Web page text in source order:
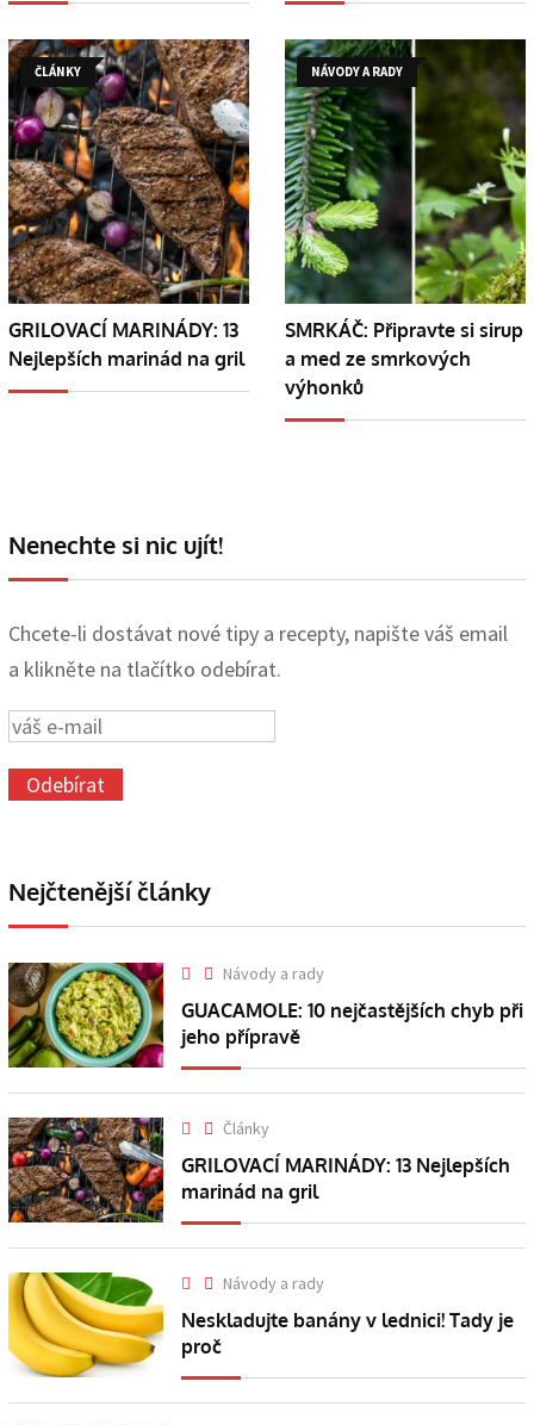
ČLÁNKY
GRILOVACÍ MARINÁDY: 13
Nejlepších marinád na gril
NÁVODY A RADY
SMRKÁČ: Připravte si sirup
a med ze smrkových
výhonků
Nenechte si nic ujít!
Chcete-li dostávat nové tipy a recepty, napište váš email
a klikněte na tlačítko odebírat.
Nejčtenější články
Návody a rady
GUACAMOLE: 10 nejčastějších chyb při
jeho přípravě
Články
GRILOVACÍ MARINÁDY: 13 Nejlepších
marinád na gril
Návody a rady
Neskladujte banány v lednici! Tady je
proč